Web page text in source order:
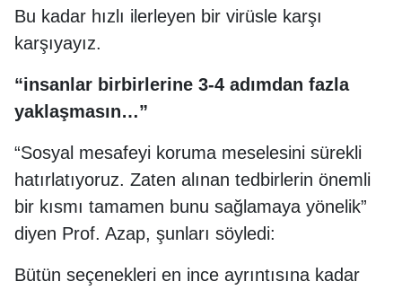
Bu kadar hızlı ilerleyen bir virüsle karşı
karşıyayız.
“insanlar birbirlerine 3-4 adımdan fazla
yaklaşmasın…”
“Sosyal mesafeyi koruma meselesini sürekli
hatırlatıyoruz. Zaten alınan tedbirlerin önemli
bir kısmı tamamen bunu sağlamaya yönelik”
diyen Prof. Azap, şunları söyledi:
Bütün seçenekleri en ince ayrıntısına kadar